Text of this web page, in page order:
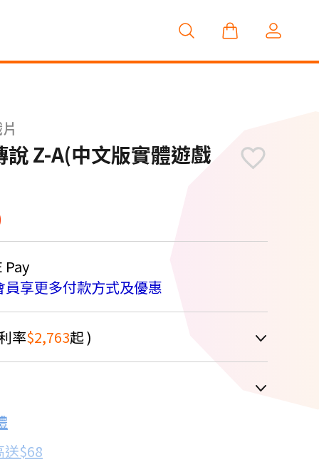
Z-A(中文版實體遊戲
Pay
享更多付款方式及優惠
率$2,763起 )
顯示為主
配合銀行/業者
$68